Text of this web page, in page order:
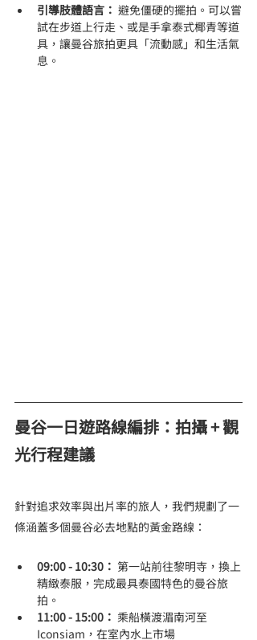
引導肢體語言： 避免僵硬的擺拍。可以嘗
試在步道上行走、或是手拿泰式椰青等道
具，讓曼谷旅拍更具「流動感」和生活氣
息。
曼谷一日遊路線編排：拍攝 + 觀
光行程建議
針對追求效率與出片率的旅人，我們規劃了一
條涵蓋多個曼谷必去地點的黃金路線：
09:00 - 10:30： 第一站前往黎明寺，換上
精緻泰服，完成最具泰國特色的曼谷旅
拍。
11:00 - 15:00： 乘船橫渡湄南河至
Iconsiam，在室內水上市場